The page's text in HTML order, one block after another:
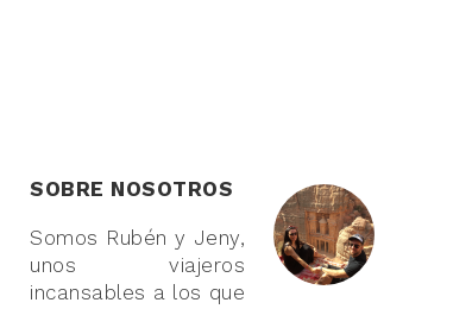
SOBRE NOSOTROS
Somos Rubén y Jeny,
unos viajeros
incansables a los que